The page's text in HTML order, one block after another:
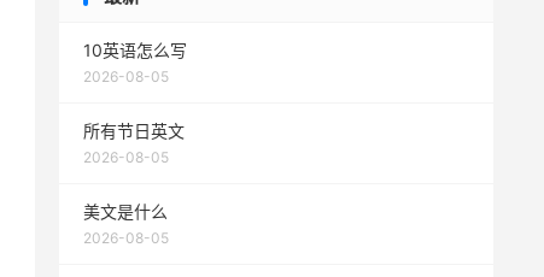
10英语怎么写
2026-08-05
所有节日英文
2026-08-05
美文是什么
2026-08-05